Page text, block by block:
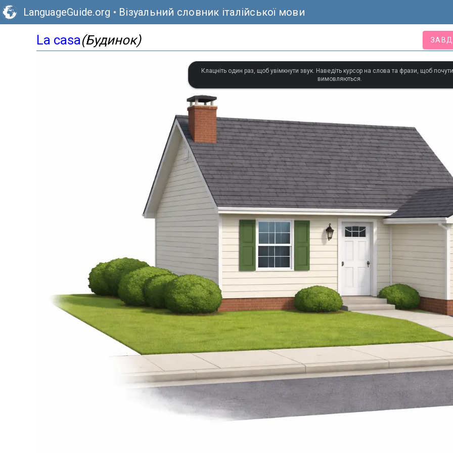
LanguageGuide.org • Візуальний словник італійської мови
La casa(Будинок)
Клацніть один раз, щоб увімкнути звук. Наведіть курсор на слова та фрази, щоб
вимовляються.